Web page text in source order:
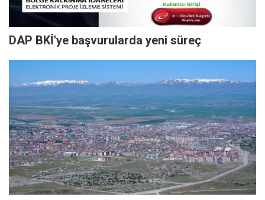
DAP BKİ'ye başvurularda yeni süreç